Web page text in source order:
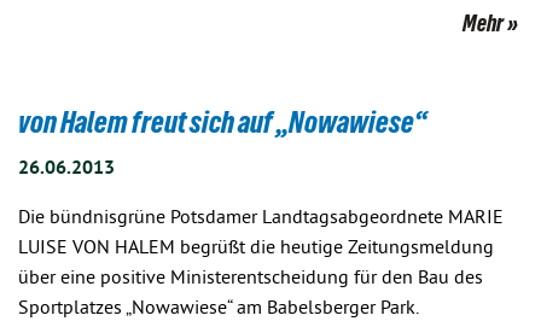
Mehr
von Halem freut sich auf „Nowawiese“
26.06.2013
Die bündnisgrüne Potsdamer Landtagsabgeordnete MARIE
LUISE VON HALEM begrüßt die heutige Zeitungsmeldung
über eine positive Ministerentscheidung für den Bau des
Sportplatzes „Nowawiese“ am Babelsberger Park.